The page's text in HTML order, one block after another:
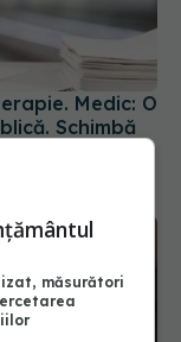
Medic: O
Schimbă
măsurători